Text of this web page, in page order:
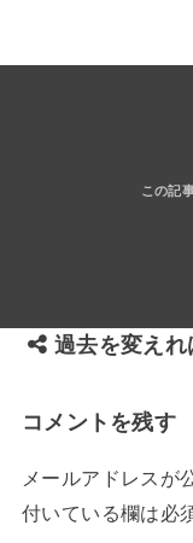
過去を変え
コメントを残す
メールアドレスが
付いている欄は必